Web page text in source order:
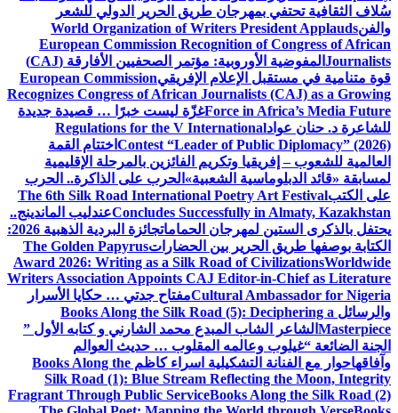
سُلاف الثقافية تحتفي بمهرجان طريق الحرير الدولي للشعر
والفنWorld Organization of Writers President Applauds
European Commission Recognition of Congress of African
Journalists
المفوضية الأوروبية: مؤتمر الصحفيين الأفارقة (CAJ)
قوة متنامية في مستقبل الإعلام الإفريقيEuropean Commission
Recognizes Congress of African Journalists (CAJ) as a Growing
Force in Africa’s Media Futureغزّة ليست خبرًا … قصيدة جديدة
للشاعرة د. حنان عوادRegulations for the V International
Contest “Leader of Public Diplomacy” (2026) اختتام القمة
العالمية للشعوب – إفريقيا وتكريم الفائزين بالمرحلة الإقليمية
لمسابقة «قائد الدبلوماسية الشعبية» الحرب على الذاكرة.. الحرب
على الكتبThe 6th Silk Road International Poetry Art Festival
Concludes Successfully in Almaty, Kazakhstanعندليب الماندينج..
يحتفل بالذكرى الستين لمهرجان الحمامات
جائزة البردية الذهبية 2026:
الكتابة بوصفها طريق الحرير بين الحضاراتThe Golden Papyrus
Award 2026: Writing as a Silk Road of CivilizationsWorldwide
Writers Association Appoints CAJ Editor-in-Chief as Literature
Cultural Ambassador for Nigeriaمفتاح جدتي … حكايا الأسرار
والرسائل Books Along the Silk Road (5): Deciphering a
Masterpiece الشاعر الشاب المبدع محمد الشارني و كتابه الأول ”
الجنة الضائعة “غيلوب وعالمه المقلوب … حديث العوالم
وآفاقهاحوار مع الفنانة التشكيلية اسراء كاظم Books Along the
Silk Road (1): Blue Stream Reflecting the Moon, Integrity
Fragrant Through Public ServiceBooks Along the Silk Road (2)